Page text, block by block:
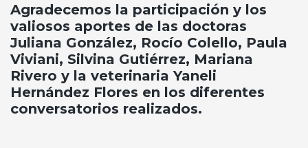
Agradecemos la participación y los
valiosos aportes de las doctoras
Juliana González, Rocío Colello, Paula
Viviani, Silvina Gutiérrez, Mariana
Rivero y la veterinaria Yaneli
Hernández Flores en los diferentes
conversatorios realizados.